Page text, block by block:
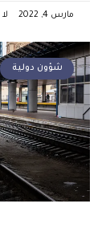
مارس 4, 2022
شؤون دولية